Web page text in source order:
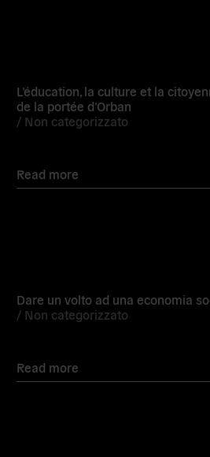
L’éducation, la culture et la
de la portée d’Orban
/ Non categorizzato
Read more
Dare un volto ad una economia
/ Non categorizzato
Read more